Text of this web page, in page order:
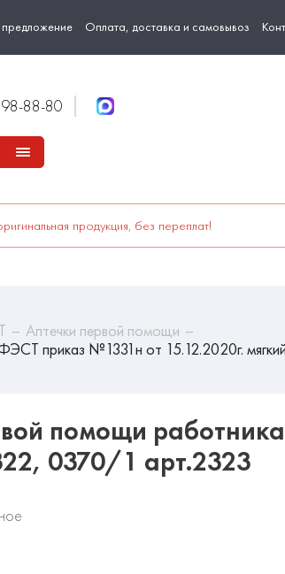
предложение Оплата, доставка и самовывоз
88-80
продукция, без переплат!
Аптечки первой помощи
приказ №1331н от 15.12.2020г.
помощи
0370/1 арт.2323